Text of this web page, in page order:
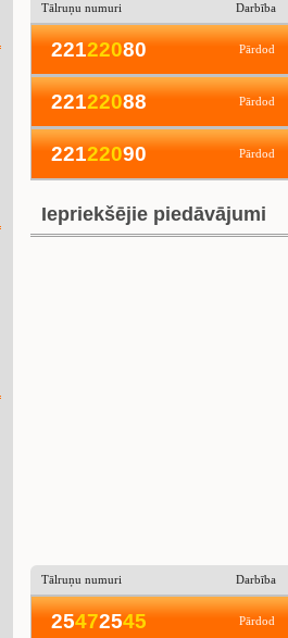
Tālruņu numuri Darbība
22122080 Pārdod
22122088 Pārdod
22122090 Pārdod
Iepriekšējie piedāvājumi
Tālruņu numuri Darbība
25472545 Pārdod